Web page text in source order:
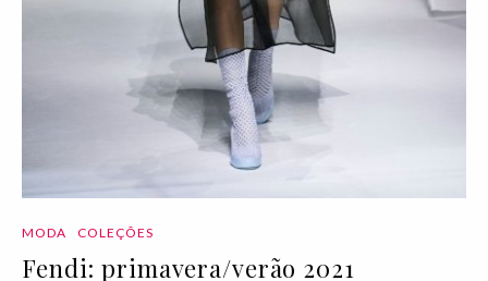
MODA COLEÇÕES
Fendi: primavera/verão 2021